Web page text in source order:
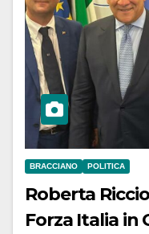
BRACCIANO POLITICA
Roberta
Forza Italia in